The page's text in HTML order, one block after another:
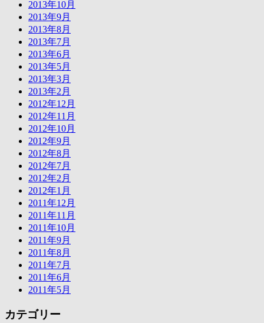
2013年10月
2013年9月
2013年8月
2013年7月
2013年6月
2013年5月
2013年3月
2013年2月
2012年12月
2012年11月
2012年10月
2012年9月
2012年8月
2012年7月
2012年2月
2012年1月
2011年12月
2011年11月
2011年10月
2011年9月
2011年8月
2011年7月
2011年6月
2011年5月
カテゴリー